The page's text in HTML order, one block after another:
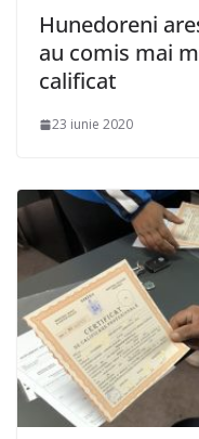
Hunedoreni
au comis mai
calificat
23 iunie 2020